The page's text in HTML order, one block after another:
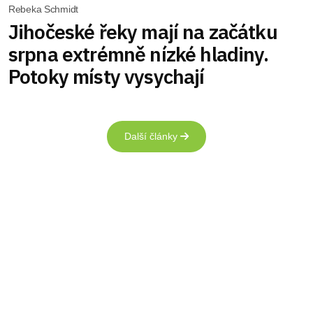
Rebeka Schmidt
Jihočeské řeky mají na začátku
srpna extrémně nízké hladiny.
Potoky místy vysychají
Další články